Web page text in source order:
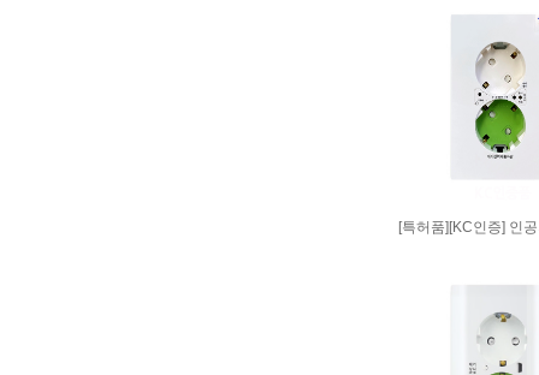
[특허품][KC인증] 인